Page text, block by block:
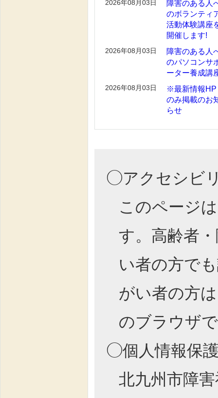
2026年08月03日
障害のある人
のボランティ
活動体験講座
開催します!
2026年08月03日
障害のある人
のパソコンサ
ーター養成講
2026年08月03日
※最新情報HP
のみ掲載のお
らせ
◯アクセシビ
このページ
す。高齢者
い者の方で
がい者の方
のブラウザ
◯個人情報保
北九州市障